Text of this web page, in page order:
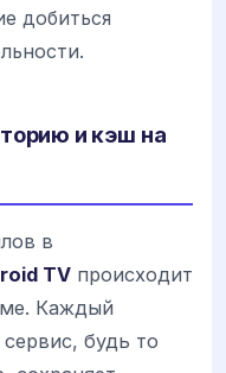
добиться
и кэш на
в
TV происходит
Каждый
будь то